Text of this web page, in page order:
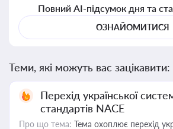
Повний AI-підсумок дня та
ОЗНАЙОМИТИСЯ
Теми, які можуть вас зацікавити:
Перехід української
стандартів NACE
Про що тема: Тема охоплює перехід